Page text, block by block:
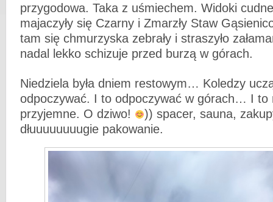
przygodowa. Taka z uśmiechem. Widoki
majaczyły się Czarny i Zmarzły Staw
tam się chmurzyska zebrały i straszyło
nadal lekko schizuje przed burzą w górach.
Niedziela była dniem restowym… Koledzy
odpoczywać. I to odpoczywać w górach… I to
przyjemne. O dziwo!
)) spacer, sauna,
dłuuuuuuuugie pakowanie.